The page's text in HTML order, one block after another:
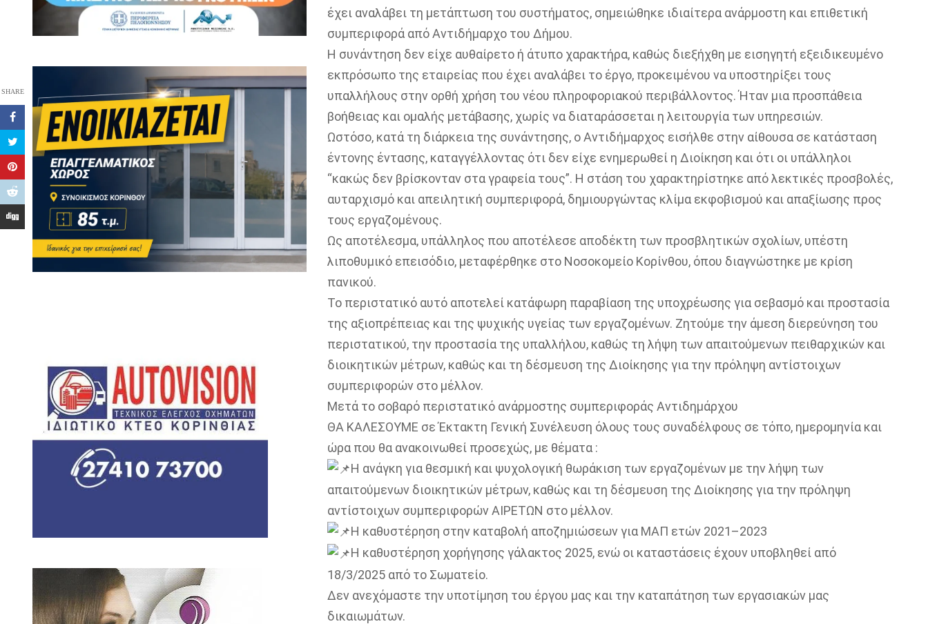
SHARE
έχει αναλάβει τη μετάπτωση του συστήματος, σημειώθηκε ιδιαίτερα ανάρμοστη και επιθετική
συμπεριφορά από Αντιδήμαρχο του Δήμου.
Η συνάντηση δεν είχε αυθαίρετο ή άτυπο χαρακτήρα, καθώς διεξήχθη με εισηγητή εξειδικευμένο
εκπρόσωπο της εταιρείας που έχει αναλάβει το έργο, προκειμένου να υποστηρίξει τους
υπαλλήλους στην ορθή χρήση του νέου πληροφοριακού περιβάλλοντος. Ήταν μια προσπάθεια
βοήθειας και ομαλής μετάβασης, χωρίς να διαταράσσεται η λειτουργία των υπηρεσιών.
Ωστόσο, κατά τη διάρκεια της συνάντησης, ο Αντιδήμαρχος εισήλθε στην αίθουσα σε κατάσταση
έντονης έντασης, καταγγέλλοντας ότι δεν είχε ενημερωθεί η Διοίκηση και ότι οι υπάλληλοι
“κακώς δεν βρίσκονταν στα γραφεία τους”. Η στάση του χαρακτηρίστηκε από λεκτικές προσβολές,
αυταρχισμό και απειλητική συμπεριφορά, δημιουργώντας κλίμα εκφοβισμού και απαξίωσης προς
τους εργαζομένους.
Ως αποτέλεσμα, υπάλληλος που αποτέλεσε αποδέκτη των προσβλητικών σχολίων, υπέστη
λιποθυμικό επεισόδιο, μεταφέρθηκε στο Νοσοκομείο Κορίνθου, όπου διαγνώστηκε με κρίση
πανικού.
Το περιστατικό αυτό αποτελεί κατάφωρη παραβίαση της υποχρέωσης για σεβασμό και προστασία
της αξιοπρέπειας και της ψυχικής υγείας των εργαζομένων. Ζητούμε την άμεση διερεύνηση του
περιστατικού, την προστασία της υπαλλήλου, καθώς τη λήψη των απαιτούμενων πειθαρχικών και
διοικητικών μέτρων, καθώς και τη δέσμευση της Διοίκησης για την πρόληψη αντίστοιχων
συμπεριφορών στο μέλλον.
Μετά το σοβαρό περιστατικό ανάρμοστης συμπεριφοράς Αντιδημάρχου
ΘΑ ΚΑΛΕΣΟΥΜΕ σε Έκτακτη Γενική Συνέλευση όλους τους συναδέλφους σε τόπο, ημερομηνία και
ώρα που θα ανακοινωθεί προσεχώς, με θέματα :
Η ανάγκη για θεσμική και ψυχολογική θωράκιση των εργαζομένων με την λήψη των
απαιτούμενων διοικητικών μέτρων, καθώς και τη δέσμευση της Διοίκησης για την πρόληψη
αντίστοιχων συμπεριφορών ΑΙΡΕΤΩΝ στο μέλλον.
Η καθυστέρηση στην καταβολή αποζημιώσεων για ΜΑΠ ετών 2021–2023
Η καθυστέρηση χορήγησης γάλακτος 2025, ενώ οι καταστάσεις έχουν υποβληθεί από
18/3/2025 από το Σωματείο.
Δεν ανεχόμαστε την υποτίμηση του έργου μας και την καταπάτηση των εργασιακών μας
δικαιωμάτων.